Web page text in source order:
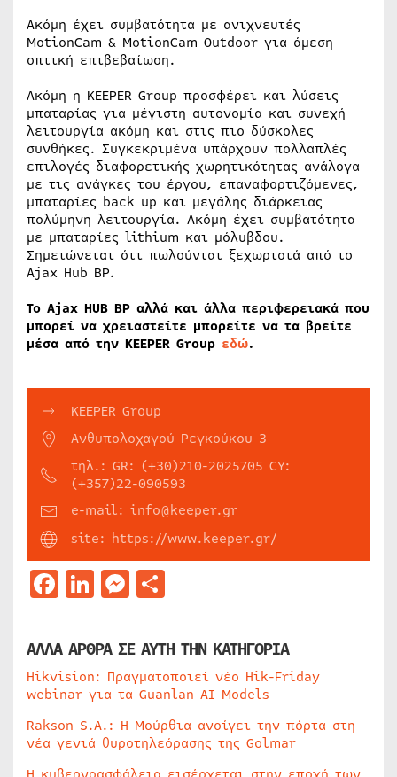
Ακόμη έχει συμβατότητα με ανιχνευτές
MotionCam & MotionCam Outdoor για άμεση
οπτική επιβεβαίωση.
Ακόμη η KEEPER Group προσφέρει και λύσεις
μπαταρίας για μέγιστη αυτονομία και συνεχή
λειτουργία ακόμη και στις πιο δύσκολες
συνθήκες. Συγκεκριμένα υπάρχουν πολλαπλές
επιλογές διαφορετικής χωρητικότητας ανάλογα
με τις ανάγκες του έργου, επαναφορτιζόμενες,
μπαταρίες back up και μεγάλης διάρκειας
πολύμηνη λειτουργία. Ακόμη έχει συμβατότητα
με μπαταρίες lithium και μόλυβδου.
Σημειώνεται ότι πωλούνται ξεχωριστά από το
Ajax Hub BP.
Το Ajax HUB BP αλλά και άλλα περιφερειακά που
μπορεί να χρειαστείτε μπορείτε να τα βρείτε
μέσα από την KEEPER Group εδώ.
KEEPER Group
Ανθυπολοχαγού Ρεγκούκου 3
τηλ.: GR: (+30)210-2025705 CY:
(+357)22-090593
e-mail: info@keeper.gr
site: https://www.keeper.gr/
Facebook
LinkedIn
Messenger
ΑΛΛΑ ΑΡΘΡΑ ΣΕ ΑΥΤΗ ΤΗΝ ΚΑΤΗΓΟΡΙΑ
Hikvision: Πραγματοποιεί νέο Hik-Friday
webinar για τα Guanlan AI Models
Rakson S.A.: Η Μούρθια ανοίγει την πόρτα στη
νέα γενιά θυροτηλεόρασης της Golmar